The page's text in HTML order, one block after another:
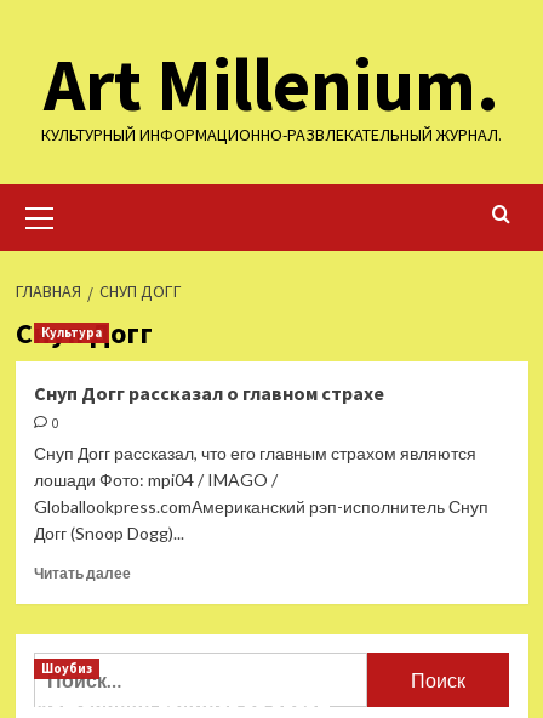
содержимому
Art Millenium.
КУЛЬТУРНЫЙ ИНФОРМАЦИОННО-РАЗВЛЕКАТЕЛЬНЫЙ ЖУРНАЛ.
меню
ГЛАВНАЯ СНУП ДОГГ
Снуп Догг
Культура
Снуп Догг рассказал о главном страхе
0
Снуп Догг рассказал, что его главным страхом являются
лошади Фото: mpi04 / IMAGO /
Globallookpress.comАмериканский рэп-исполнитель Снуп
Догг (Snoop Dogg)...
Читать далееПрочитать
Снуп
о
Найти:
Шоубиз
Мошенники взялись за звезд